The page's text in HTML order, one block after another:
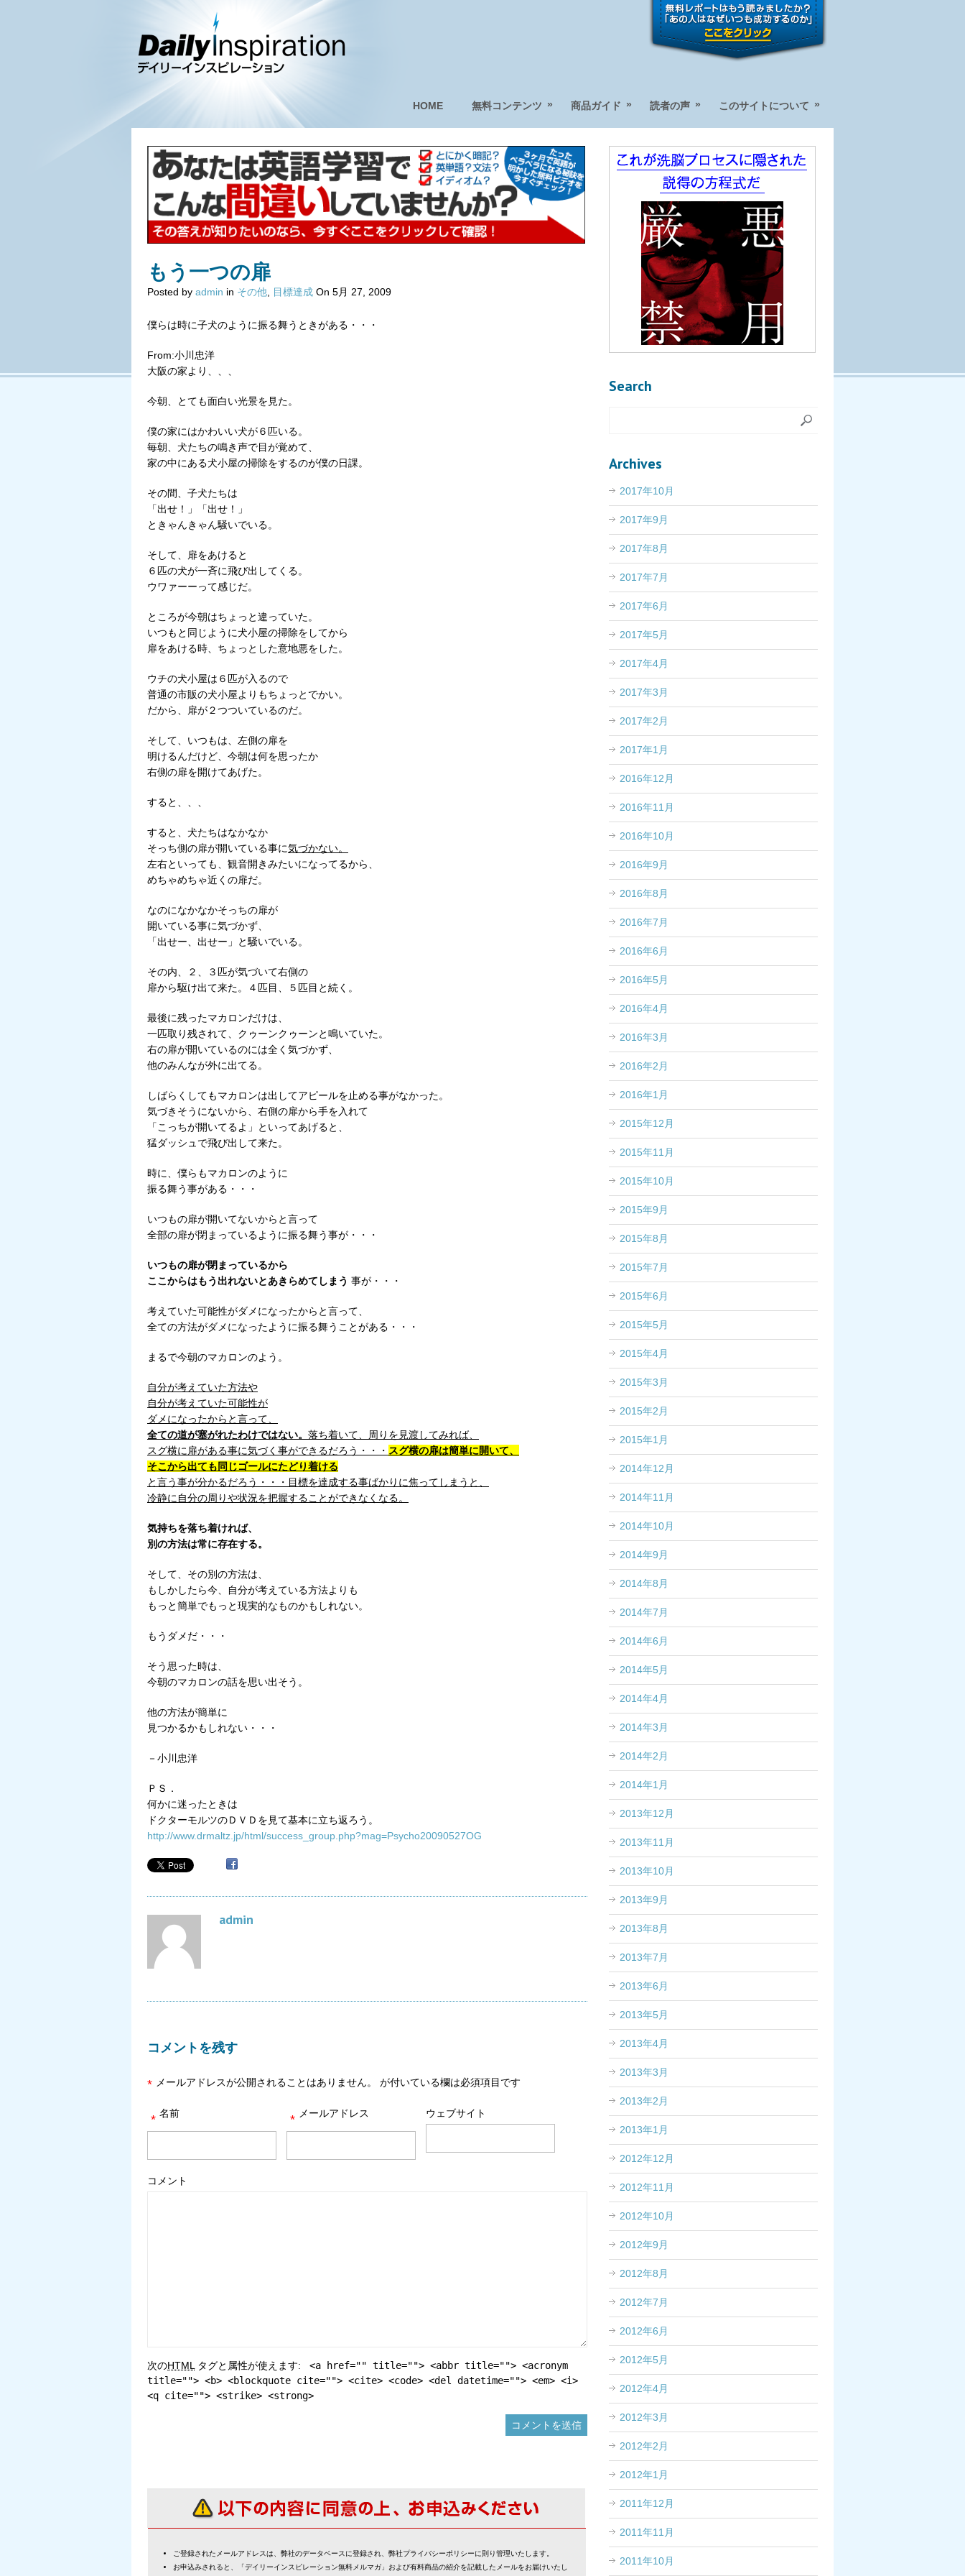
HOME 無料コンテンツ » 商品ガイド » 読者の声 » このサイトについて »
もう一つの扉
Posted by admin in その他 目標達成 On 5月 27, 2009
僕らは時に子犬のように振る舞うときがある・・・
From:小川忠洋
大阪の家より、、、
今朝、とても面白い光景を見た。
僕の家にはかわいい犬が６匹いる。
毎朝、犬たちの鳴き声で目が覚めて、
家の中にある犬小屋の掃除をするのが僕の日課。
その間、子犬たちは
「出せ！」「出せ！」
ときゃんきゃん騒いでいる。
そして、扉をあけると
６匹の犬が一斉に飛び出してくる。
ウワァーーって感じだ。
ところが今朝はちょっと違っていた。
いつもと同じように犬小屋の掃除をしてから
扉をあける時、ちょっとした意地悪をした。
ウチの犬小屋は６匹が入るので
普通の市販の犬小屋よりもちょっとでかい。
だから、扉が２つついているのだ。
そして、いつもは、左側の扉を
明けるんだけど、今朝は何を思ったか
右側の扉を開けてあげた。
すると、、、
すると、犬たちはなかなか
そっち側の扉が開いている事に気づかない。
左右といっても、観音開きみたいになってるから、
めちゃめちゃ近くの扉だ。
なのになかなかそっちの扉が
開いている事に気づかず、
「出せー、出せー」と騒いでいる。
その内、２、３匹が気づいて右側の
扉から駆け出て来た。４匹目、５匹目と続く。
最後に残ったマカロンだけは、
一匹取り残されて、クゥーンクゥーンと鳴いていた。
右の扉が開いているのには全く気づかず、
他のみんなが外に出てる。
しばらくしてもマカロンは出してアピールを止める事がなかった。
気づきそうにないから、右側の扉から手を入れて
「こっちが開いてるよ」といってあげると、
猛ダッシュで飛び出して来た。
時に、僕らもマカロンのように
振る舞う事がある・・・
いつもの扉が開いてないからと言って
全部の扉が閉まっているように振る舞う事が・・・
いつもの扉が閉まっているから
ここからはもう出れないとあきらめてしまう 事が・・・
考えていた可能性がダメになったからと言って、
全ての方法がダメになったように振る舞うことがある・・・
まるで今朝のマカロンのよう。
自分が考えていた方法や
自分が考えていた可能性が
ダメになったからと言って、
全ての道が塞がれたわけではない。 落ち着いて、周りを見渡してみれば、
スグ横に扉がある事に気づく事ができるだろう・・・ スグ横の扉は簡単に開いて、
そこから出ても同じゴールにたどり着ける
と言う事が分かるだろう・・・ 目標を達成する事ばかりに焦ってしまうと、
冷静に自分の周りや状況を把握することができなくなる。
気持ちを落ち着ければ、
別の方法は常に存在する。
そして、その別の方法は、
もしかしたら今、自分が考えている方法よりも
もっと簡単でもっと現実的なものかもしれない。
もうダメだ・・・
そう思った時は、
今朝のマカロンの話を思い出そう。
他の方法が簡単に
見つかるかもしれない・・・
－小川忠洋
ＰＳ．
何かに迷ったときは
ドクターモルツのＤＶＤを見て基本に立ち返ろう。
http://www.drmaltz.jp/html/success_group.php?mag=Psycho20090527OG
admin
コメントを残す
メールアドレスが公開されることはありません。
* が付いている欄は必須項目です
名前
* メールアドレス
* ウェブサイト
コメント
次のHTML タグと属性が使えます:
<a href="" title=""> <abbr title=""> <acronym
title=""> <b> <blockquote cite=""> <cite> <code> <del datetime=""> <em> <i>
<q cite=""> <strike> <strong>
ご登録されたメールアドレスは、弊社のデータベースに登録され、弊社プライバシーポリシーに則り管理いたします。
お申込みされると、「デイリーインスピレーション無料メルマガ」および有料商品の紹介を記載したメールをお届けいたし
Search
Archives
2017年10月
2017年9月
2017年8月
2017年7月
2017年6月
2017年5月
2017年4月
2017年3月
2017年2月
2017年1月
2016年12月
2016年11月
2016年10月
2016年9月
2016年8月
2016年7月
2016年6月
2016年5月
2016年4月
2016年3月
2016年2月
2016年1月
2015年12月
2015年11月
2015年10月
2015年9月
2015年8月
2015年7月
2015年6月
2015年5月
2015年4月
2015年3月
2015年2月
2015年1月
2014年12月
2014年11月
2014年10月
2014年9月
2014年8月
2014年7月
2014年6月
2014年5月
2014年4月
2014年3月
2014年2月
2014年1月
2013年12月
2013年11月
2013年10月
2013年9月
2013年8月
2013年7月
2013年6月
2013年5月
2013年4月
2013年3月
2013年2月
2013年1月
2012年12月
2012年11月
2012年10月
2012年9月
2012年8月
2012年7月
2012年6月
2012年5月
2012年4月
2012年3月
2012年2月
2012年1月
2011年12月
2011年11月
2011年10月